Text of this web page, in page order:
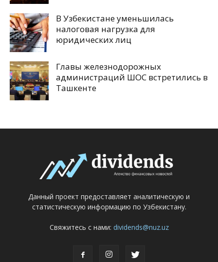
В Узбекистане уменьшилась
налоговая нагрузка для
юридических лиц
Главы железнодорожных
администраций ШОС встретились в
Ташкенте
Данный проект предоставляет аналитическую и
статистическую информацию по Узбекистану.
Свяжитесь с нами: dividends@nuz.uz